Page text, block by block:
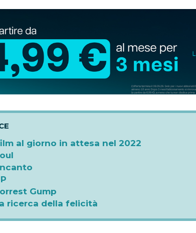
al giorno in attesa nel 2022
Gump
ricerca della felicità